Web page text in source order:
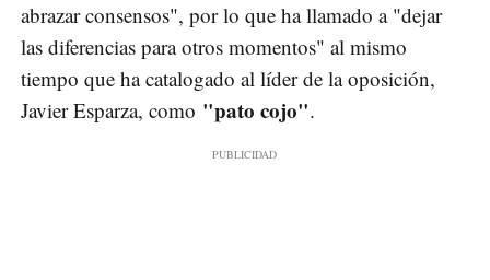
abrazar consensos", por lo que ha llamado a "dejar
las diferencias para otros momentos" al mismo
tiempo que ha catalogado al líder de la oposición,
Javier Esparza, como "pato cojo".